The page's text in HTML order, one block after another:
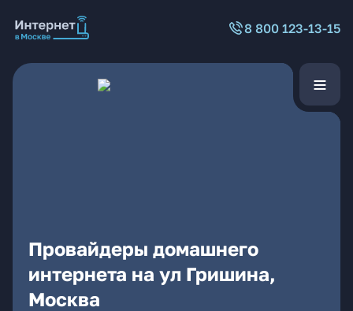
8 800 123-13-15
Провайдеры домашнего
интернета на ул Гришина,
Москва